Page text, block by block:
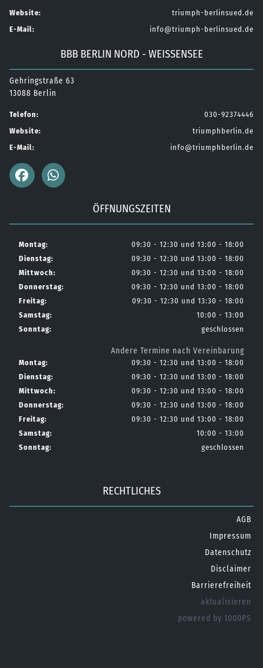
Website:
triumph-berlinsued.de
E-Mail:
info@triumph-berlinsued.de
BBB BERLIN NORD - WEISSENSEE
Gehringstraße 63
13088 Berlin
Telefon:
030-92374446
Website:
triumphberlin.de
E-Mail:
info@triumphberlin.de
ÖFFNUNGSZEITEN
Montag:
09:30 - 12:30 und 13:00 - 18:00
Dienstag:
09:30 - 12:30 und 13:00 - 18:00
Mittwoch:
09:30 - 12:30 und 13:00 - 18:00
Donnerstag:
09:30 - 12:30 und 13:00 - 18:00
Freitag:
09:30 - 12:30 und 13:30 - 18:00
Samstag:
10:00 - 13:00
Sonntag:
geschlossen
Andere Termine nach Vereinbarung
Montag:
09:30 - 12:30 und 13:00 - 18:00
Dienstag:
09:30 - 12:30 und 13:00 - 18:00
Mittwoch:
09:30 - 12:30 und 13:00 - 18:00
Donnerstag:
09:30 - 12:30 und 13:00 - 18:00
Freitag:
09:30 - 12:30 und 13:00 - 18:00
Samstag:
10:00 - 13:00
Sonntag:
geschlossen
RECHTLICHES
AGB
Impressum
Datenschutz
Disclaimer
Barrierefreiheit
aktualisieren
powered by 1000PS